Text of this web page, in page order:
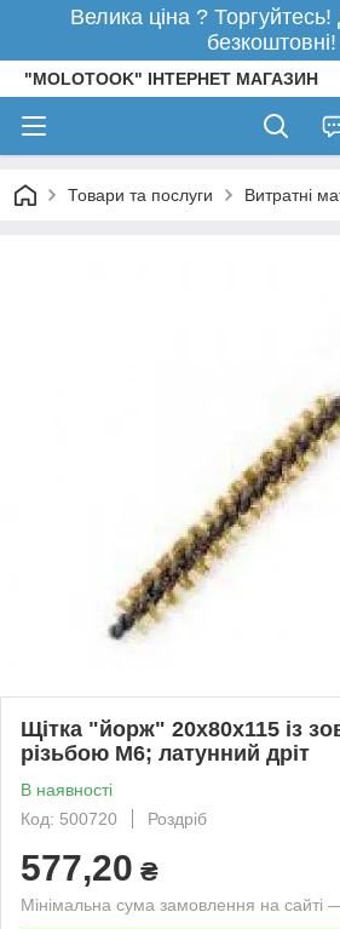
Велика ціна ?
безкоштовні!
"MOLOTOOK" ІНТЕРНЕТ МАГАЗИН
Товари та послуги Витратні
Щітка "йорж" 20х80х115 із
різьбою М6; латунний дріт
В наявності
Код: 500720
Роздріб
577,20 ₴
Мінімальна сума замовлення на сайті